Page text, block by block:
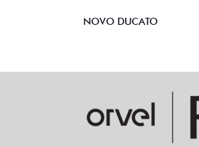
NOVO DUCATO